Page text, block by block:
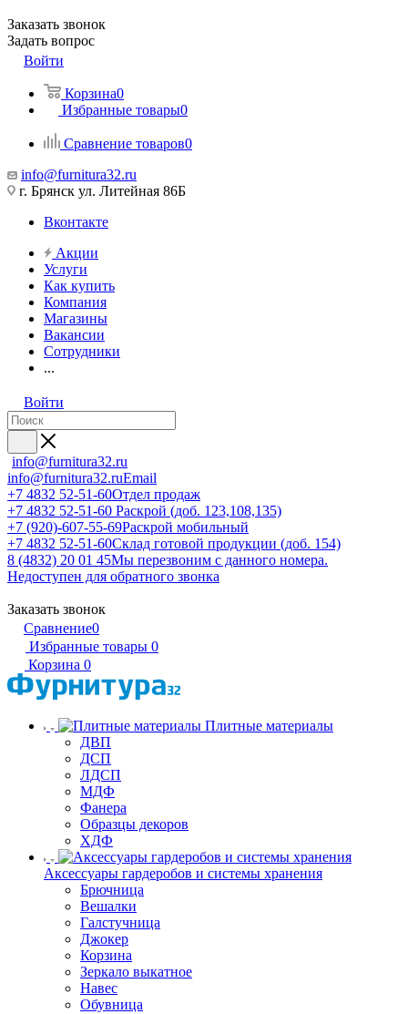
Заказать звонок
Задать вопрос
Войти
Корзина0
Избранные товары0
Сравнение товаров0
info@furnitura32.ru
г. Брянск ул. Литейная 86Б
Вконтакте
Акции
Услуги
Как купить
Компания
Магазины
Вакансии
Сотрудники
...
Войти
info@furnitura32.ru
info@furnitura32.ruEmail
+7 4832 52-51-60Отдел продаж
+7 4832 52-51-60 Раскрой (доб. 123,108,135)
+7 (920)-607-55-69Раскрой мобильный
+7 4832 52-51-60Склад готовой продукции (доб. 154)
8 (4832) 20 01 45Мы перезвоним с данного номера.
Недоступен для обратного звонка
Заказать звонок
Сравнение0
Избранные товары 0
Корзина 0
Плитные материалы
ДВП
ДСП
ЛДСП
МДФ
Фанера
Образцы декоров
ХДФ
Аксессуары гардеробов и системы хранения
Брючница
Вешалки
Галстучница
Джокер
Корзина
Зеркало выкатное
Навес
Обувница